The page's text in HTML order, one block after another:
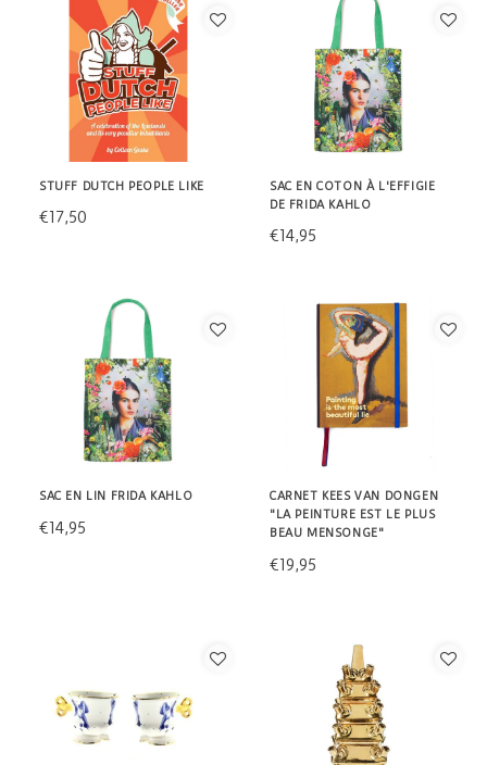
STUFF DUTCH PEOPLE LIKE
€17,50
SAC EN COTON À L'EFFIGIE
DE FRIDA KAHLO
€14,95
SAC EN LIN FRIDA KAHLO
€14,95
CARNET KEES VAN DONGEN
"LA PEINTURE EST LE PLUS
BEAU MENSONGE"
€19,95